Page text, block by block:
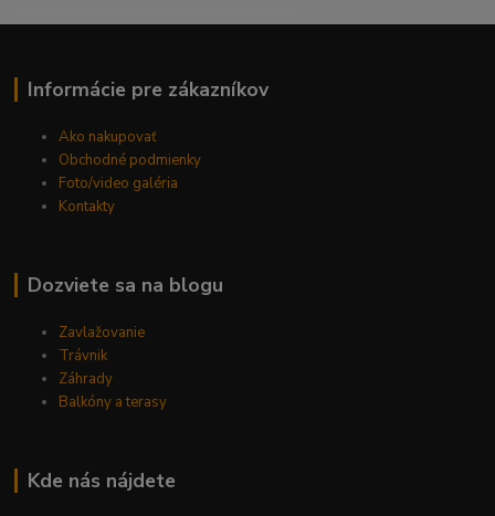
Informácie pre zákazníkov
Ako nakupovať
Obchodné podmienky
Foto/video galéria
Kontakty
Dozviete sa na blogu
Zavlažovanie
Trávnik
Záhrady
Balkóny a terasy
Kde nás nájdete